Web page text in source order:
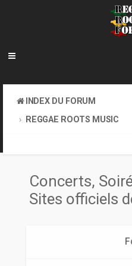
INDEX DU FORUM
REGGAE ROOTS MUSIC
Concerts,
Sites officiels